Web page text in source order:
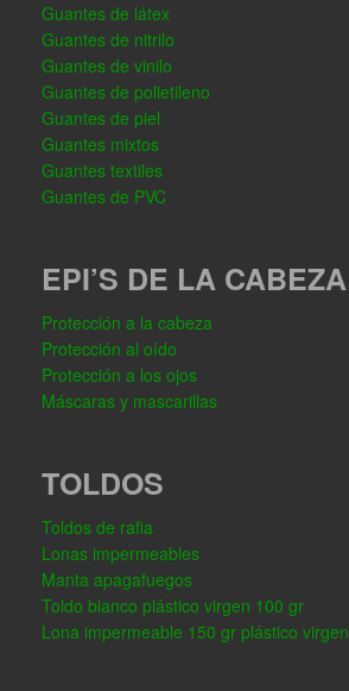
Guantes de látex
Guantes de nitrilo
Guantes de vinilo
Guantes de polietileno
Guantes de piel
Guantes mixtos
Guantes textiles
Guantes de PVC
EPI’S DE LA CABEZA
Protección a la cabeza
Protección al oído
Protección a los ojos
Máscaras y mascarillas
TOLDOS
Toldos de rafia
Lonas impermeables
Manta apagafuegos
Toldo blanco plástico virgen 100 gr
Lona impermeable 150 gr plástico virgen